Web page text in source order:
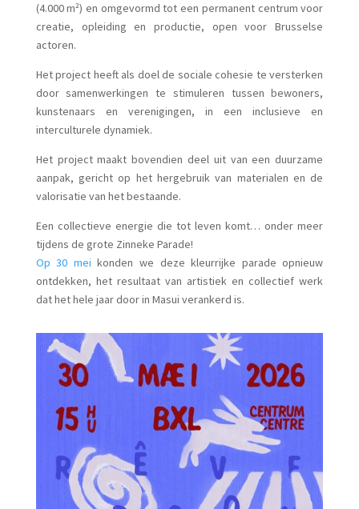
(4.000 m²) en omgevormd tot een permanent centrum voor
creatie, opleiding en productie, open voor Brusselse
actoren.
Het project heeft als doel de sociale cohesie te versterken
door samenwerkingen te stimuleren tussen bewoners,
kunstenaars en verenigingen, in een inclusieve en
interculturele dynamiek.
Het project maakt bovendien deel uit van een duurzame
aanpak, gericht op het hergebruik van materialen en de
valorisatie van het bestaande.
Een collectieve energie die tot leven komt… onder meer
tijdens de grote Zinneke Parade!
Op 30 mei konden we deze kleurrijke parade opnieuw
ontdekken, het resultaat van artistiek en collectief werk
dat het hele jaar door in Masui verankerd is.